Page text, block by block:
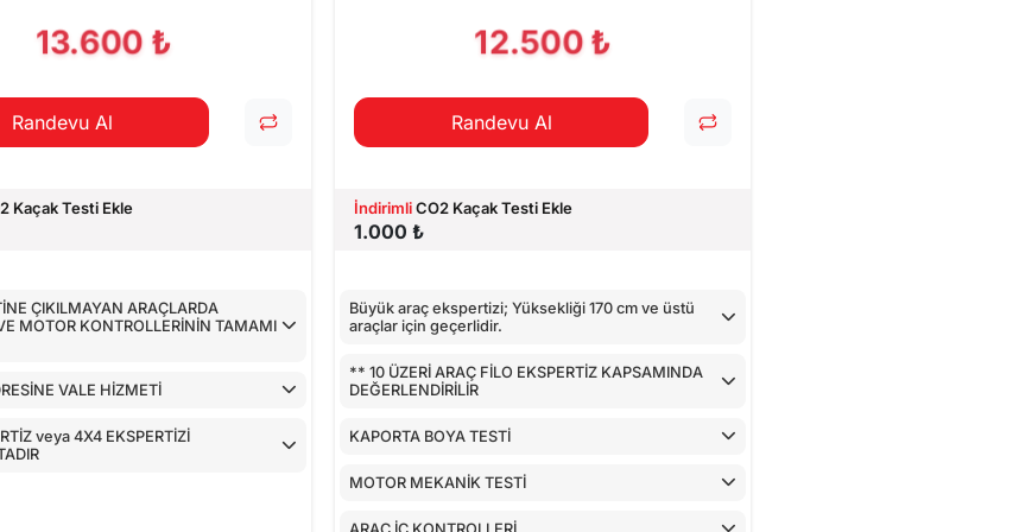
13.600 ₺
Randevu Al
Kaçak Testi Ekle
ÇIKILMAYAN ARAÇLARDA
MOTOR KONTROLLERİNİN TAMAMI
VALE HİZMETİ
veya 4X4 EKSPERTİZİ
12.500 ₺
Randevu Al
İndirimliCO2 Kaçak Testi Ekle
1.000 ₺
Büyük araç ekspertizi; Yüksekliği 170 cm ve üstü
araçlar için geçerlidir.
** 10 ÜZERİ ARAÇ FİLO EKSPERTİZ KAPSAMINDA
DEĞERLENDİRİLİR
KAPORTA BOYA TESTİ
MOTOR MEKANİK TESTİ